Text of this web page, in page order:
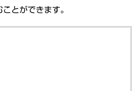
とができます。